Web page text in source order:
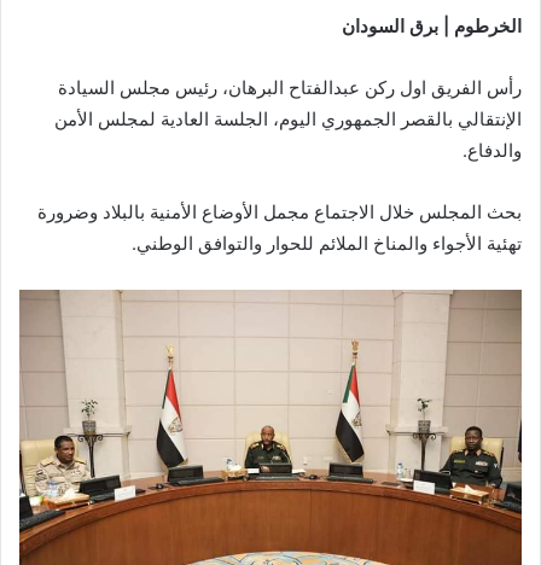
الخرطوم | برق السودان
رأس الفريق اول ركن عبدالفتاح البرهان، رئيس مجلس السيادة
الإنتقالي بالقصر الجمهوري اليوم، الجلسة العادية لمجلس الأمن
والدفاع.
بحث المجلس خلال الاجتماع مجمل الأوضاع الأمنية بالبلاد وضرورة
تهئية الأجواء والمناخ الملائم للحوار والتوافق الوطني.